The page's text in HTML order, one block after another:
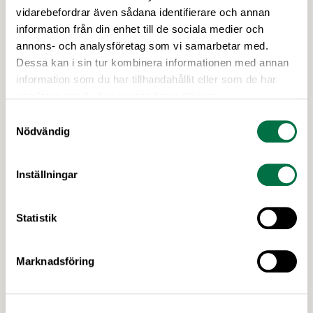
vidarebefordrar även sådana identifierare och annan
information från din enhet till de sociala medier och
annons- och analysföretag som vi samarbetar med.
Dessa kan i sin tur kombinera informationen med annan
information som du har tillhandahållit eller som de har
Nödvändig
Inställningar
Statistik
Marknadsföring
I höst öppnar Formas två utlysningar inom det
nationella forskningsprogrammet för livsmedel,
NFP Livs. Inriktningarna är ”hållbara och robusta
försörjningsvägar” samt ”hållbara insatsvaror för
stärker Sveriges livsmedelsförsörjning.
Senaste nytt